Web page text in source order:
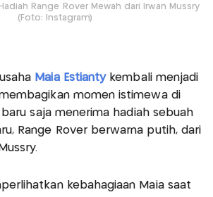
Range Rover Mewah dari Irwan Mussry
(Foto: Instagram)
Maia Estiantykembali menjadi
momen istimewa di
saja menerima hadiah sebuah
Range Rover berwarna putih, dari
kebahagiaan Maia saat